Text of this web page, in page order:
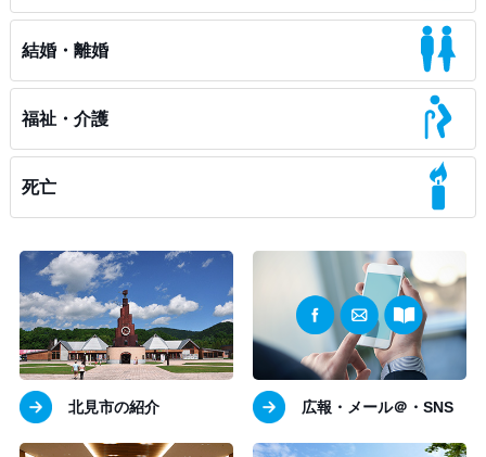
結婚・離婚
福祉・介護
死亡
北見市の紹介 広報・メール＠・SNS